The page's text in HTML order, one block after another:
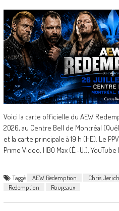
Voici la carte officielle du AEW
2026, au Centre Bell de Montréal
et la carte principale à 19 h (HE). Le
Prime Video, HBO Max (É.-U.), YouTube
Taggé AEW Redemption Chris
Redemption
Rougeaux